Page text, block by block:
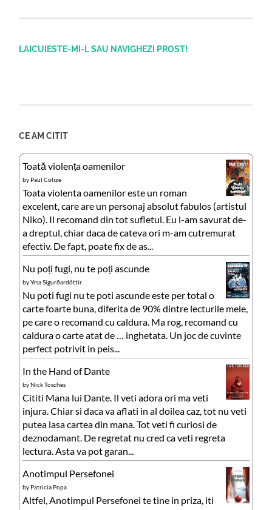
LAICUIESTE-MI-L SAU NAVIGHEZI PROST!
CE AM CITIT
Toată violența oamenilor
by Paul Colize
Toata violenta oamenilor este un roman
excelent, care are un personaj absolut fabulos (artistul
Niko). Il recomand din tot sufletul. Eu l-am savurat de-
a dreptul, chiar daca de cateva ori m-am cutremurat
efectiv. De fapt, poate fix de as...
Nu poți fugi, nu te poți ascunde
byYrsa Sigurðardóttir
Nu poti fugi nu te poti ascunde este per total o
carte foarte buna, diferita de 90% dintre lecturile mele,
pe care o recomand cu caldura. Ma rog, recomand cu
caldura o carte atat de … inghetata. Un joc de cuvinte
perfect potrivit in peis...
In the Hand of Dante
byNick Tosches
Cititi Mana lui Dante. Il veti adora ori ma veti
injura. Chiar si daca va aflati in al doilea caz, tot nu veti
putea lasa cartea din mana. Tot veti fi curiosi de
deznodamant. De regretat nu cred ca veti regreta
lectura. Asta va pot garan...
Anotimpul Persefonei
by Patricia Popa
Altfel, Anotimpul Persefonei te tine in priza, iti